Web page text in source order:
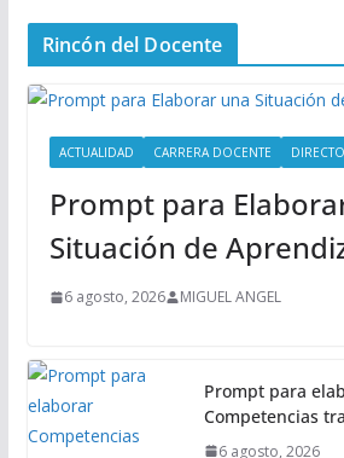
n
P
Rincón del Docente
ACTUALIDAD CARRERA DOCENTE
Prompt para
Situación de
6 agosto, 2026 MIGUEL ANGEL
Prompt para
Competencias
6 agosto, 2026